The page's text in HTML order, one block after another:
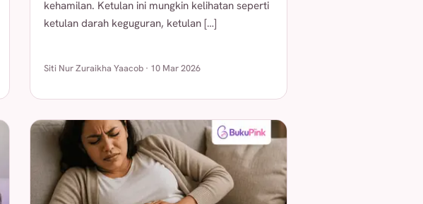
kehamilan. Ketulan ini mungkin kelihatan seperti
ketulan darah keguguran, ketulan […]
Siti Nur Zuraikha Yaacob · 10 Mar 2026